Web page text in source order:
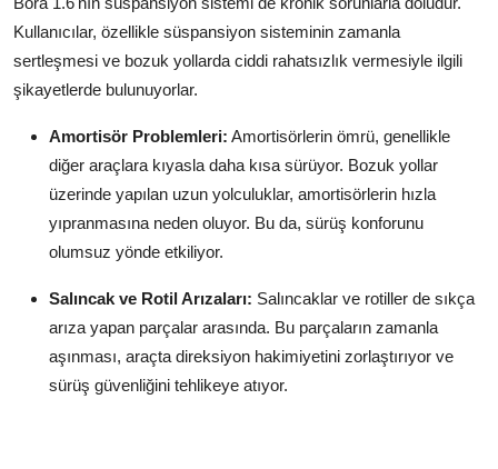
Kullanıcılar, özellikle süspansiyon sisteminin zamanla
sertleşmesi ve bozuk yollarda ciddi rahatsızlık vermesiyle ilgili
şikayetlerde bulunuyorlar.
Amortisör Problemleri: Amortisörlerin ömrü, genellikle
diğer araçlara kıyasla daha kısa sürüyor. Bozuk yollar
üzerinde yapılan uzun yolculuklar, amortisörlerin hızla
yıpranmasına neden oluyor. Bu da, sürüş konforunu
olumsuz yönde etkiliyor.
Salıncak ve Rotil Arızaları: Salıncaklar ve rotiller de sıkça
arıza yapan parçalar arasında. Bu parçaların zamanla
aşınması, araçta direksiyon hakimiyetini zorlaştırıyor ve
sürüş güvenliğini tehlikeye atıyor.